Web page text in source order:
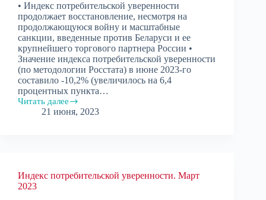
• Индекс потребительской уверенности
продолжает восстановление, несмотря на
продолжающуюся войну и масштабные
санкции, введенные против Беларуси и ее
крупнейшего торгового партнера России •
Значение индекса потребительской уверенности
(по методологии Росстата) в июне 2023-го
составило -10,2% (увеличилось на 6,4
процентных пункта…
Читать далее
Индекс
потребительской
21 июня, 2023
Индекс потребительской уверенности. Март
2023